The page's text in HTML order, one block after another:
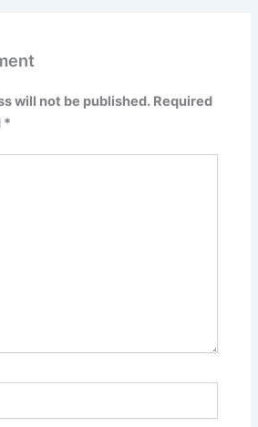
will not be published. Required
*